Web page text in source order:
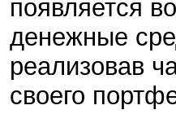
появляется
денежные
реализовав
своего